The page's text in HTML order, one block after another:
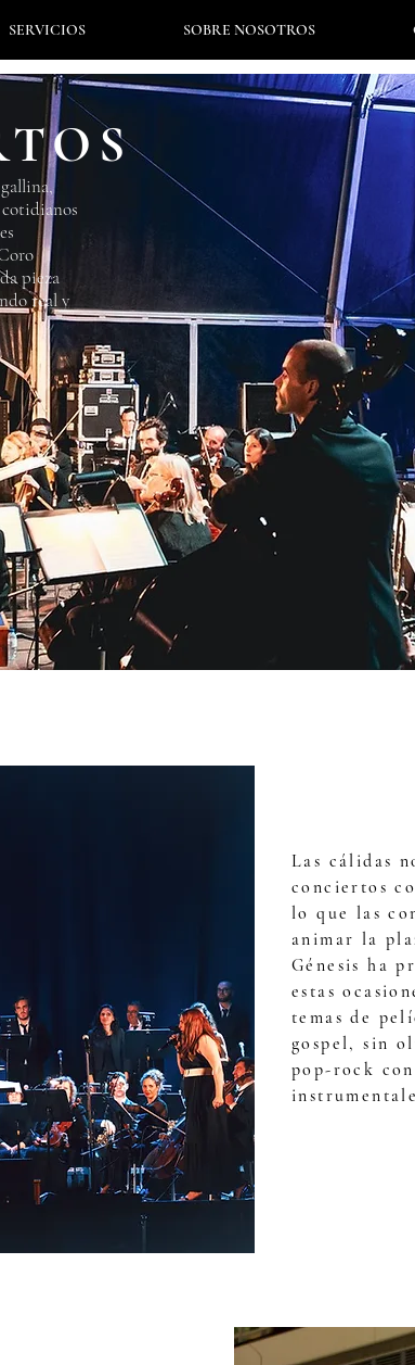
SERVICIOS SOBRE NOSOTROS
pieza
real y
Las cálidas
conciertos
lo que las
animar la
Génesis ha
estas
temas de
gospel, sin
pop-rock